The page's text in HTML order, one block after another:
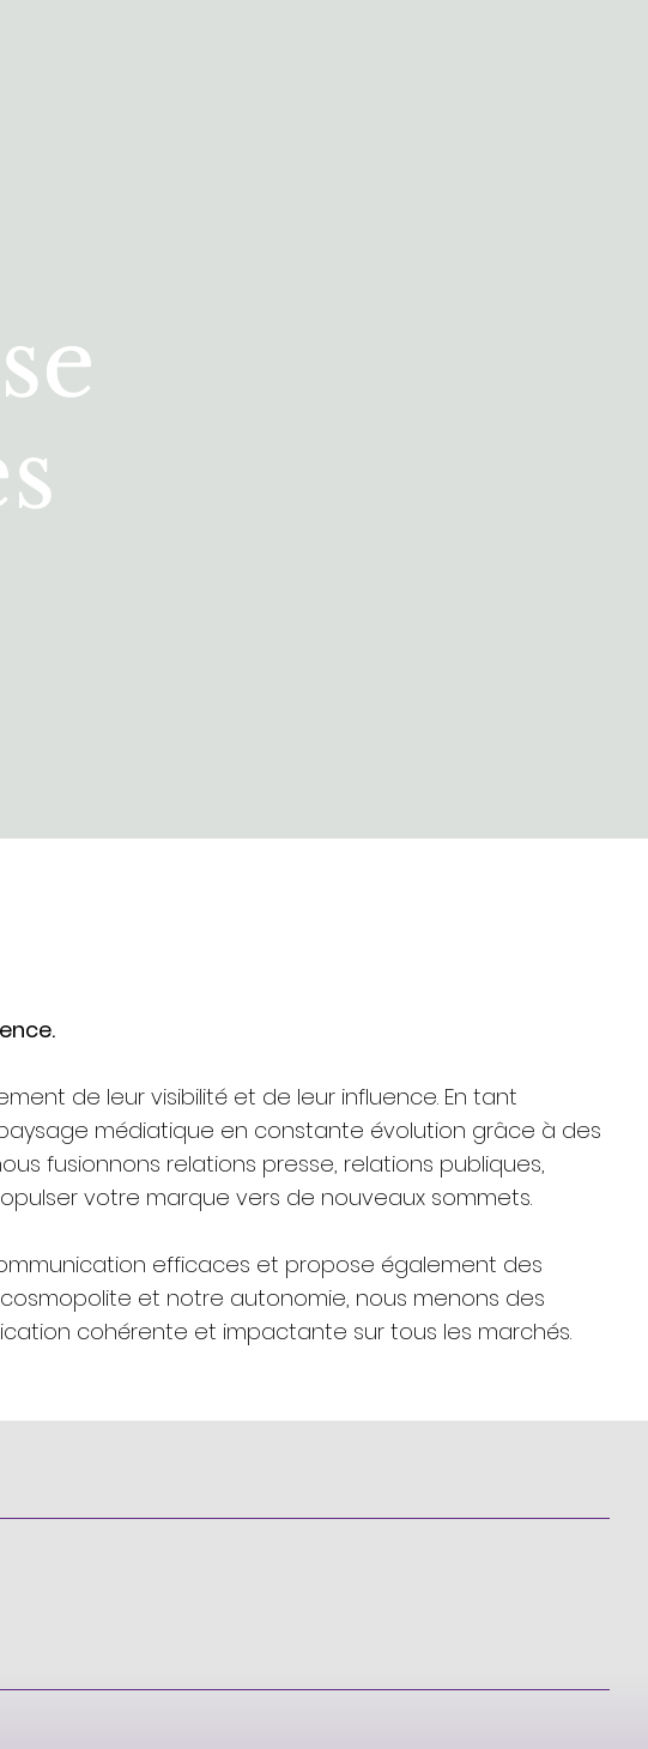
de leur visibilité et de leur influence. En tant
médiatique en constante évolution grâce à des
fusionnons relations presse, relations publiques,
votre marque vers de nouveaux sommets.
efficaces et propose également des
et notre autonomie, nous menons des
cohérente et impactante sur tous les marchés.